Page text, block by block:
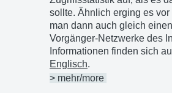
sollte. Ähnlich erging es
man dann auch gleich
Vorgänger-Netzwerke des
Informationen finden sich
Englisch.
> mehr/more